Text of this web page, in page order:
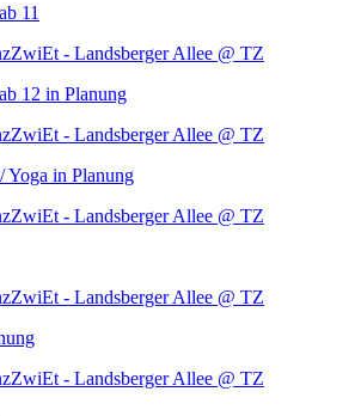
11
- Landsberger Allee @ TZ
12 in Planung
- Landsberger Allee @ TZ
Yoga in Planung
- Landsberger Allee @ TZ
- Landsberger Allee @ TZ
- Landsberger Allee @ TZ